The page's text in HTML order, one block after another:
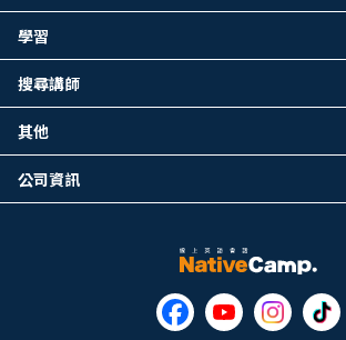
學習
搜尋講師
其他
公司資訊